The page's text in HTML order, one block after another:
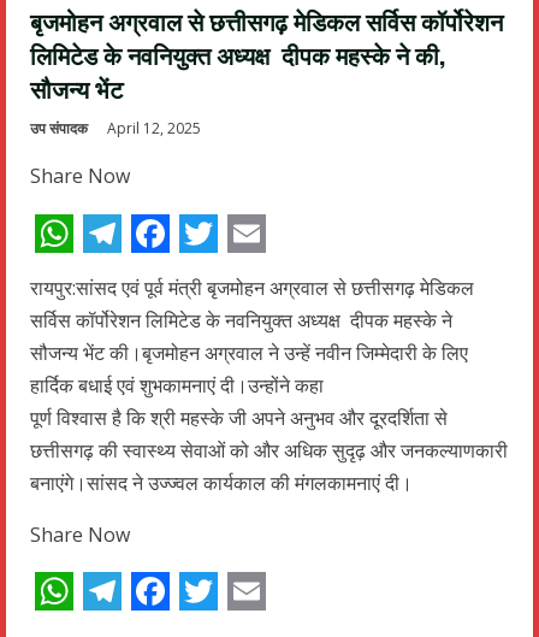
बृजमोहन अग्रवाल से छत्तीसगढ़ मेडिकल सर्विस कॉर्पोरेशन
लिमिटेड के नवनियुक्त अध्यक्ष दीपक महस्के ने की,
सौजन्य भेंट
उप संपादक April 12, 2025
Share Now
WhatsApp
Telegram
Facebook
Twitter
Email
रायपुर:सांसद एवं पूर्व मंत्री बृजमोहन अग्रवाल से छत्तीसगढ़ मेडिकल
सर्विस कॉर्पोरेशन लिमिटेड के नवनियुक्त अध्यक्ष दीपक महस्के ने
सौजन्य भेंट की।बृजमोहन अग्रवाल ने उन्हें नवीन जिम्मेदारी के लिए
हार्दिक बधाई एवं शुभकामनाएं दी।उन्होंने कहा
पूर्ण विश्वास है कि श्री महस्के जी अपने अनुभव और दूरदर्शिता से
छत्तीसगढ़ की स्वास्थ्य सेवाओं को और अधिक सुदृढ़ और जनकल्याणकारी
बनाएंगे।सांसद ने उज्ज्वल कार्यकाल की मंगलकामनाएं दी।
Share Now